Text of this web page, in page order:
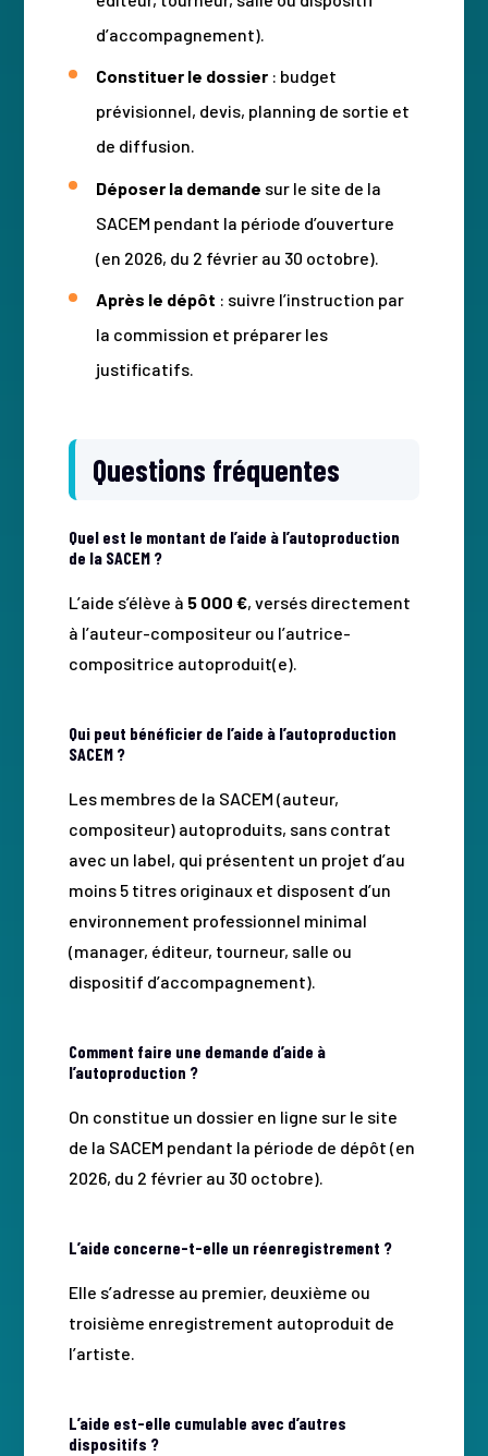
d’accompagnement).
Constituer le dossier : budget
prévisionnel, devis, planning de sortie et
de diffusion.
Déposer la demande sur le site de la
SACEM pendant la période d’ouverture
(en 2026, du 2 février au 30 octobre).
Après le dépôt : suivre l’instruction par
la commission et préparer les
justificatifs.
Questions fréquentes
Quel est le montant de l’aide à l’autoproduction
de la SACEM ?
L’aide s’élève à 5 000 €, versés directement
à l’auteur-compositeur ou l’autrice-
compositrice autoproduit(e).
Qui peut bénéficier de l’aide à l’autoproduction
SACEM ?
Les membres de la SACEM (auteur,
compositeur) autoproduits, sans contrat
avec un label, qui présentent un projet d’au
moins 5 titres originaux et disposent d’un
environnement professionnel minimal
(manager, éditeur, tourneur, salle ou
dispositif d’accompagnement).
Comment faire une demande d’aide à
l’autoproduction ?
On constitue un dossier en ligne sur le site
de la SACEM pendant la période de dépôt (en
2026, du 2 février au 30 octobre).
L’aide concerne-t-elle un réenregistrement ?
Elle s’adresse au premier, deuxième ou
troisième enregistrement autoproduit de
l’artiste.
L’aide est-elle cumulable avec d’autres
dispositifs ?